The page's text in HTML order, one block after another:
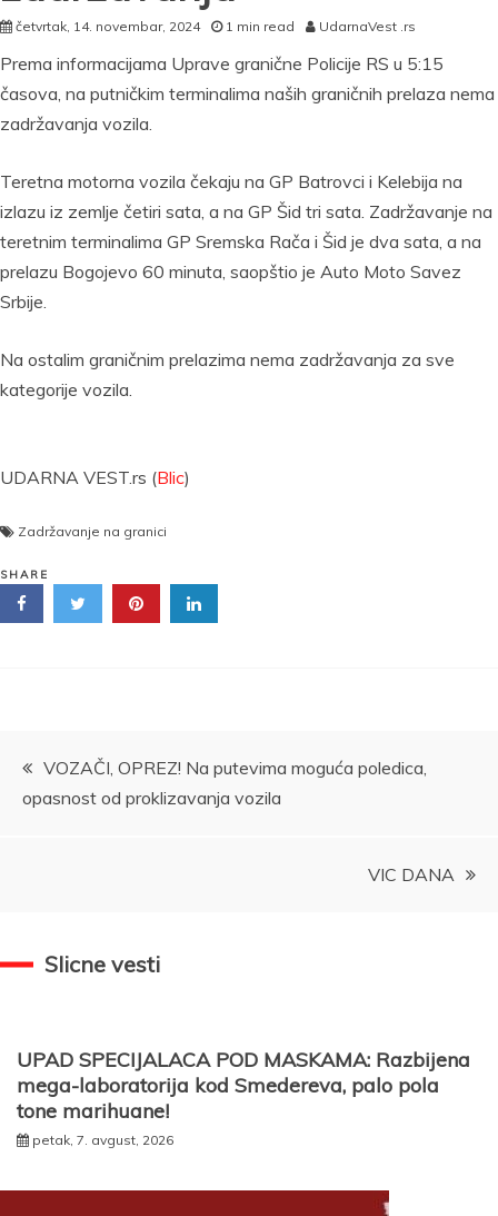
četvrtak, 14. novembar, 2024 1 min read UdarnaVest .rs
Prema informacijama Uprave granične Policije RS u 5:15
časova, na putničkim terminalima naših graničnih prelaza nema
zadržavanja vozila.
Teretna motorna vozila čekaju na GP Batrovci i Kelebija na
izlazu iz zemlje četiri sata, a na GP Šid tri sata. Zadržavanje na
teretnim terminalima GP Sremska Rača i Šid je dva sata, a na
prelazu Bogojevo 60 minuta, saopštio je Auto Moto Savez
Srbije.
Na ostalim graničnim prelazima nema zadržavanja za sve
kategorije vozila.
UDARNA VEST.rs (Blic)
Zadržavanje na granici
SHARE
Kretanje
članka
VOZAČI, OPREZ! Na putevima moguća poledica,
opasnost od proklizavanja vozila
VIC DANA
Slicne vesti
UPAD SPECIJALACA POD MASKAMA: Razbijena
mega-laboratorija kod Smedereva, palo pola
tone marihuane!
petak, 7. avgust, 2026